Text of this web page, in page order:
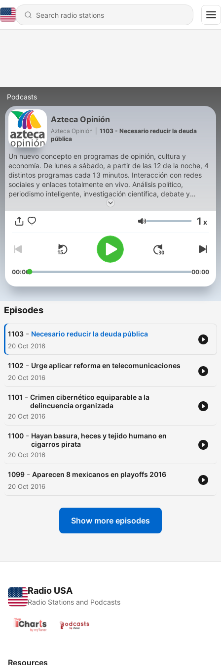
Podcasts
Azteca Opinión
Azteca Opinión
1103 - Necesario reducir la deuda
pública
Un nuevo concepto en programas de opinión, cultura y
economía. De lunes a sábado, a partir de las 12 de la noche, 4
distintos programas cada 13 minutos. Interacción con redes
sociales y enlaces totalmente en vivo. Análisis político,
periodismo inteligente, investigación científica, debate y
economía con las últimas recomendaciones y más. Solo por
Azteca Trece.
Volume 1 x
00:00 00:00
Episodes
1103 - Necesario reducir la deuda pública
20 Oct 2016
1102 - Urge aplicar reforma en telecomunicaciones
20 Oct 2016
1101 - Crimen cibernético equiparable a la
delincuencia organizada
20 Oct 2016
1100 - Hayan basura, heces y tejido humano en
cigarros pirata
20 Oct 2016
1099 - Aparecen 8 mexicanos en playoffs 2016
20 Oct 2016
Show more episodes
Radio USA
Radio Stations and Podcasts
Resources